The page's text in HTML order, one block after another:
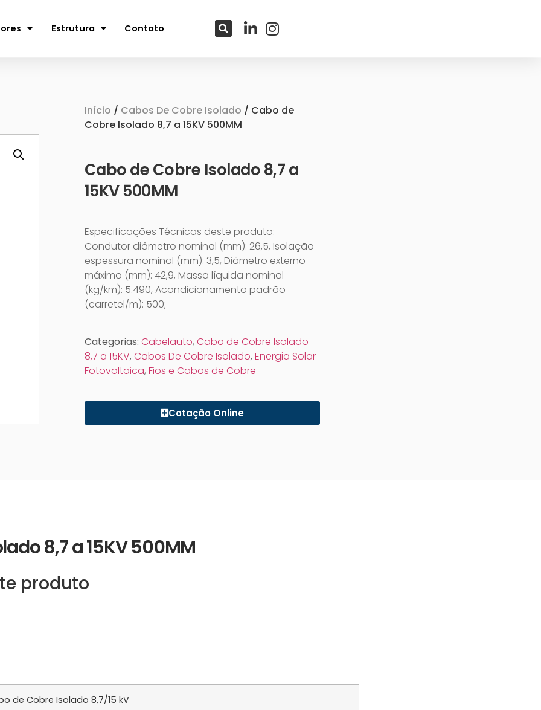
Estrutura Contato
Início / Cabos De Cobre Isolado / Cabo de
Cobre Isolado 8,7 a 15KV 500MM
Cabo de Cobre Isolado 8,7 a
15KV 500MM
Especificações Técnicas deste produto:
Condutor diâmetro nominal (mm): 26,5, Isolação
espessura nominal (mm): 3,5, Diâmetro externo
máximo (mm): 42,9, Massa líquida nominal
(kg/km): 5.490, Acondicionamento padrão
(carretel/m): 500;
Categorias: Cabelauto, Cabo de Cobre Isolado
8,7 a 15KV, Cabos De Cobre Isolado, Energia Solar
Fotovoltaica, Fios e Cabos de Cobre
Cotação Online
8,7 a 15KV 500MM
produto
de Cobre Isolado 8,7/15 kV